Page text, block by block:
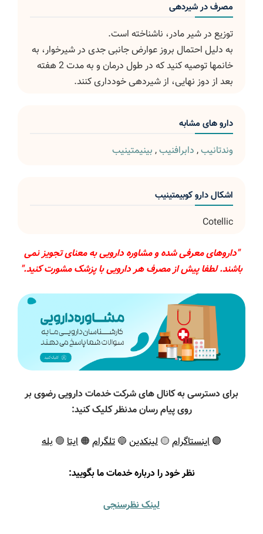
مصرف در شیردهی
توزیع در شیر مادر، ناشناخته است.
به دلیل احتمال بروز عوارض جانبی جدی در شیرخوار، به
خانمها توصیه کنید که در طول درمان و به مدت 2 هفته
بعد از دوز نهایی، از شیردهی خودداری کنند.
دارو های مشابه
وندتانیب,دابرافنیب,بینیمتینیب
اشکال دارو کوبیمتینیب
Cotellic
"داروهای معرفی شده و مشاوره دارویی به معنای تجویز نمی
باشند. لطفا پیش از مصرف هر دارویی با پزشک مشورت کنید."
برای دسترسی به کانال های شرکت خدمات دارویی رضوی بر
روی پیام رسان مدنظر کلیک کنید:
اینستاگرام🟡 لینکدین🔵 تلگرام🟠 ایتا 🟢 بله
ظر خود را درباره خدمات ما بگویید:
لینک نظرسنجی